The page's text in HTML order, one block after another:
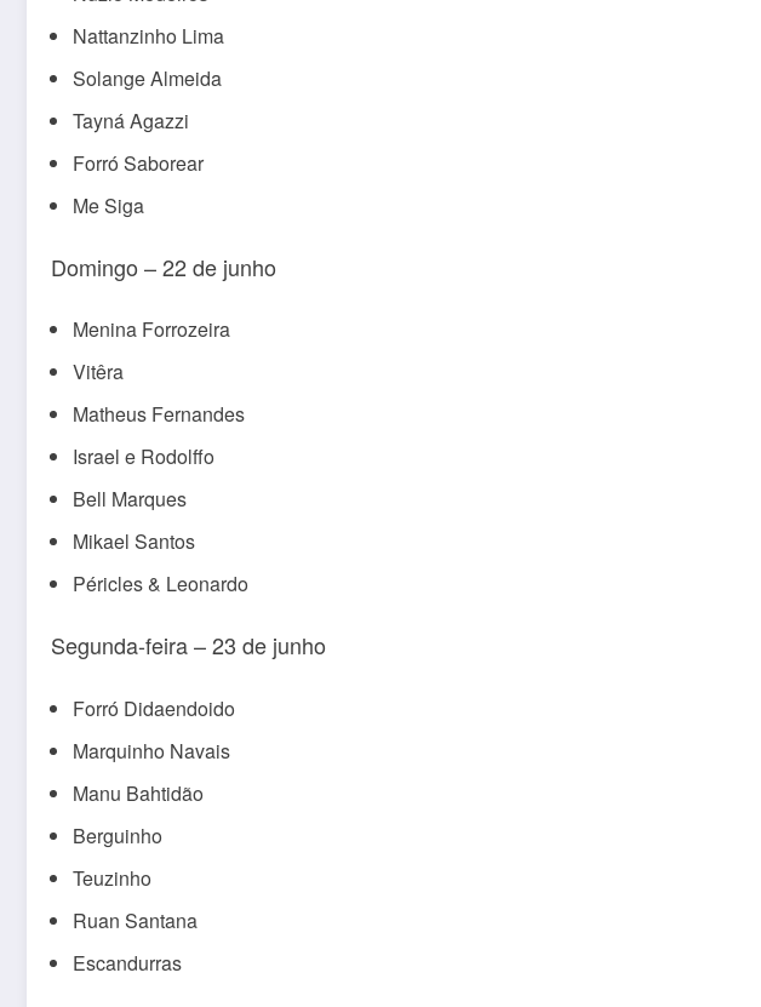
Nattanzinho Lima
Solange Almeida
Tayná Agazzi
Forró Saborear
Me Siga
Domingo – 22 de junho
Menina Forrozeira
Vitêra
Matheus Fernandes
Israel e Rodolffo
Bell Marques
Mikael Santos
Péricles & Leonardo
Segunda-feira – 23 de junho
Forró Didaendoido
Marquinho Navais
Manu Bahtidão
Berguinho
Teuzinho
Ruan Santana
Escandurras